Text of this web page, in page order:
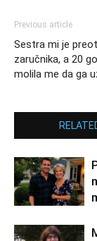
Previous article
Sestra mi je
zaručnika, a 20
molila me da ga